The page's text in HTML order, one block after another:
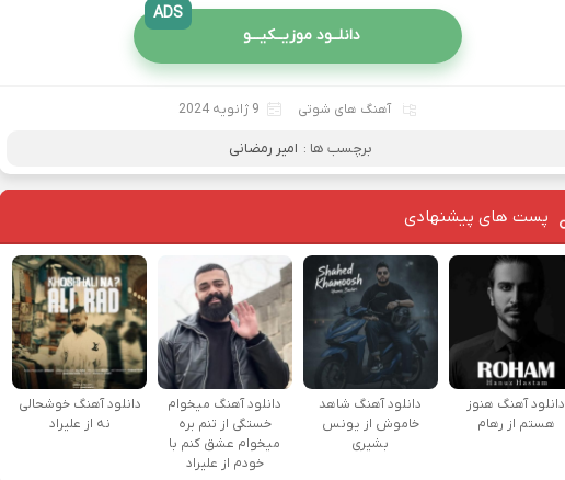
دانلــود موزیــکیـــو
ADS
آهنگ های شوتی 9 ژانویه 2024
برچسب ها : امیر رمضانی
پست های پیشنهادی
دانلود آهنگ هنوز
هستم از رهام
دانلود آهنگ شاهد
خاموش از یونس
بشیری
دانلود آهنگ میخوام
خستگی از تنم بره
میخوام عشق کنم با
خودم از علیراد
دانلود آهنگ خوشحالی
نه از علیراد